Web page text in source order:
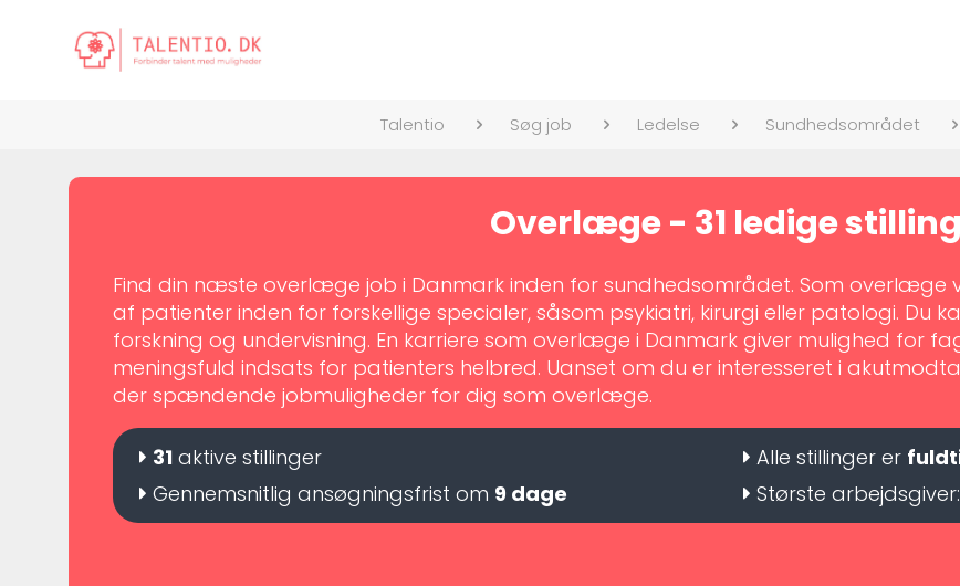
Talentio Søg job Ledelse Sundhedsområdet
Overlæge - 31 ledige
Find din næste overlæge job i Danmark inden for sundhedsområdet. Som overlæge
af patienter inden for forskellige specialer, såsom psykiatri, kirurgi eller patologi. Du
forskning og undervisning. En karriere som overlæge i Danmark giver mulighed for
meningsfuld indsats for patienters helbred. Uanset om du er interesseret i
der spændende jobmuligheder for dig som overlæge.
31 aktive stillinger Alle stillinger er
Gennemsnitlig ansøgningsfrist om 9 dage Største arbejdsgiver: